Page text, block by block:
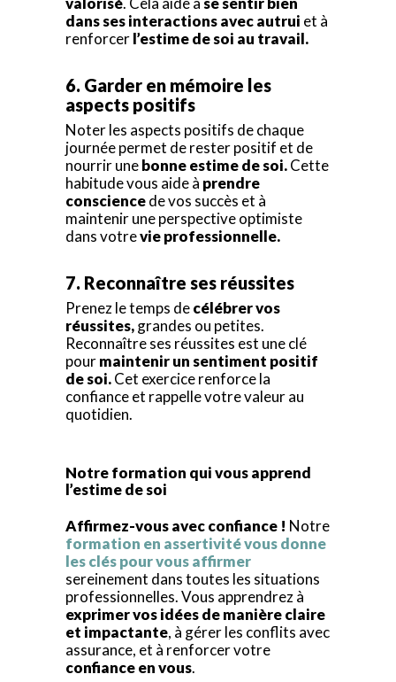
dans ses interactions avec autrui et à
renforcerl’estime de soi au travail.
6. Garder en mémoire les
aspects positifs
Noter les aspects positifs de chaque
journée permet de rester positif et de
nourrir unebonne estime de soi.Cette
habitude vous aide à prendre
consciencede vos succès et à
maintenir une perspective optimiste
dans votrevie professionnelle.
7. Reconnaître ses réussites
Prenez le temps decélébrer vos
réussites,grandes ou petites.
Reconnaître ses réussites est une clé
pourmaintenir un sentiment positif
de soi.Cet exercice renforce la
confiance et rappelle votre valeur au
quotidien.
Notre formation qui vous apprend
l’estime de soi
Affirmez-vous avec confiance ! Notre
formation en assertivité vous donne
les clés pour vous affirmer
sereinement dans toutes les situations
professionnelles. Vous apprendrez à
exprimer vos idées de manière claire
et impactante, à gérer les conflits avec
assurance, et à renforcer votre
confiance en vous.